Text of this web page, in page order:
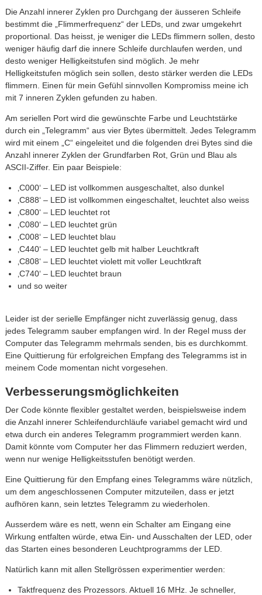
Die Anzahl innerer Zyklen pro Durchgang der äusseren Schleife
bestimmt die „Flimmerfrequenz“ der LEDs, und zwar umgekehrt
proportional. Das heisst, je weniger die LEDs flimmern sollen, desto
weniger häufig darf die innere Schleife durchlaufen werden, und
desto weniger Helligkeitstufen sind möglich. Je mehr
Helligkeitstufen möglich sein sollen, desto stärker werden die LEDs
flimmern. Einen für mein Gefühl sinnvollen Kompromiss meine ich
mit 7 inneren Zyklen gefunden zu haben.
Am seriellen Port wird die gewünschte Farbe und Leuchtstärke
durch ein „Telegramm“ aus vier Bytes übermittelt. Jedes Telegramm
wird mit einem „C“ eingeleitet und die folgenden drei Bytes sind die
Anzahl innerer Zyklen der Grundfarben Rot, Grün und Blau als
ASCII-Ziffer. Ein paar Beispiele:
‚C000‘ – LED ist vollkommen ausgeschaltet, also dunkel
‚C888‘ – LED ist vollkommen eingeschaltet, leuchtet also weiss
‚C800‘ – LED leuchtet rot
‚C080‘ – LED leuchtet grün
‚C008‘ – LED leuchtet blau
‚C440‘ – LED leuchtet gelb mit halber Leuchtkraft
‚C808‘ – LED leuchtet violett mit voller Leuchtkraft
‚C740‘ – LED leuchtet braun
und so weiter
Leider ist der serielle Empfänger nicht zuverlässig genug, dass
jedes Telegramm sauber empfangen wird. In der Regel muss der
Computer das Telegramm mehrmals senden, bis es durchkommt.
Eine Quittierung für erfolgreichen Empfang des Telegramms ist in
meinem Code momentan nicht vorgesehen.
Verbesserungsmöglichkeiten
Der Code könnte flexibler gestaltet werden, beispielsweise indem
die Anzahl innerer Schleifendurchläufe variabel gemacht wird und
etwa durch ein anderes Telegramm programmiert werden kann.
Damit könnte vom Computer her das Flimmern reduziert werden,
wenn nur wenige Helligkeitsstufen benötigt werden.
Eine Quittierung für den Empfang eines Telegramms wäre nützlich,
um dem angeschlossenen Computer mitzuteilen, dass er jetzt
aufhören kann, sein letztes Telegramm zu wiederholen.
Ausserdem wäre es nett, wenn ein Schalter am Eingang eine
Wirkung entfalten würde, etwa Ein- und Ausschalten der LED, oder
das Starten eines besonderen Leuchtprogramms der LED.
Natürlich kann mit allen Stellgrössen experimentier werden:
Taktfrequenz des Prozessors. Aktuell 16 MHz. Je schneller,